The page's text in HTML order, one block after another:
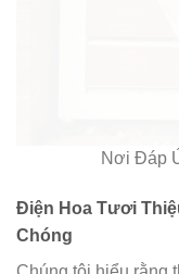
Nơi Đáp
Điện Hoa Tươi
Chóng